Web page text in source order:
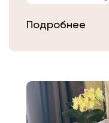
Затем плотно
аккуратно
Или просто
Подробнее